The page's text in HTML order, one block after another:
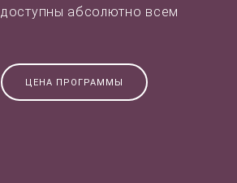
доступны абсолютно всем
ЦЕНА ПРОГРАММЫ